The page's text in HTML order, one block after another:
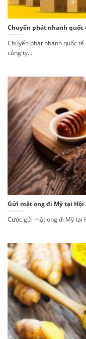
Chuyển phát nhanh quốc
Chuyển phát nhanh quốc
công ty...
Gửi mật ong đi Mỹ tại Hội
Cước gửi mật ong đi Mỹ tại